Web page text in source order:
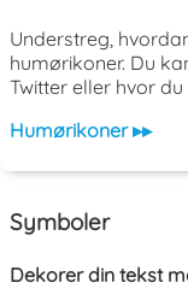
Understreg,
humørikoner. Du
Twitter eller hvor
Humørikoner ▸▸
Symboler
Dekorer din tekst